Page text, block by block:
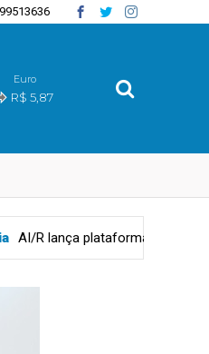
Euro
R$ 5,87
unificada para governança de